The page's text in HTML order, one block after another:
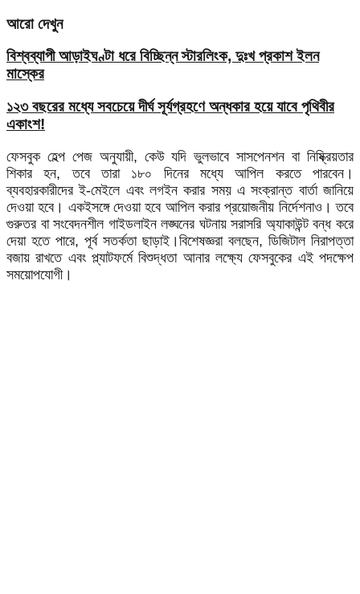
আরো দেখুন
বিশ্বব্যাপী আড়াইঘণ্টা ধরে বিচ্ছিন্ন স্টারলিংক, দুঃখ প্রকাশ ইলন
মাস্কের
১২৩ বছরের মধ্যে সবচেয়ে দীর্ঘ সূর্যগ্রহণে অন্ধকার হয়ে যাবে পৃথিবীর
একাংশ!
ফেসবুক হেল্প পেজ অনুযায়ী, কেউ যদি ভুলভাবে সাসপেনশন বা নিষ্ক্রিয়তার
শিকার হন, তবে তারা ১৮০ দিনের মধ্যে আপিল করতে পারবেন।
ব্যবহারকারীদের ই-মেইলে এবং লগইন করার সময় এ সংক্রান্ত বার্তা জানিয়ে
দেওয়া হবে। একইসঙ্গে দেওয়া হবে আপিল করার প্রয়োজনীয় নির্দেশনাও। তবে
গুরুতর বা সংবেদনশীল গাইডলাইন লঙ্ঘনের ঘটনায় সরাসরি অ্যাকাউন্ট বন্ধ করে
দেয়া হতে পারে, পূর্ব সতর্কতা ছাড়াই।বিশেষজ্ঞরা বলছেন, ডিজিটাল নিরাপত্তা
বজায় রাখতে এবং প্ল্যাটফর্মে বিশুদ্ধতা আনার লক্ষ্যে ফেসবুকের এই পদক্ষেপ
সময়োপযোগী।